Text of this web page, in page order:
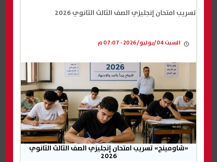
تسريب امتحان إنجليزي الصف الثالث الثانوي 2026
السبت 04/يوليو/2026 - 07:07 م
«شاومينج» تسريب امتحان إنجليزي الصف الثالث الثانوي
2026